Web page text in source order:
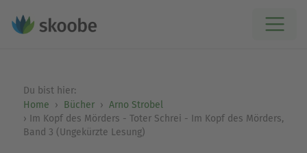
Du bist hier:
Home
Bücher
Arno Strobel
Im Kopf des Mörders - Toter Schrei - Im Kopf des Mörders,
Band 3 (Ungekürzte Lesung)